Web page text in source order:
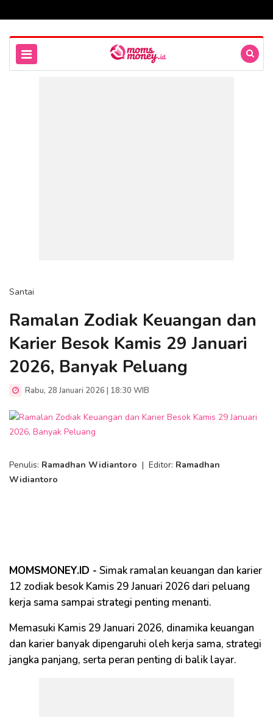
Santai
Ramalan Zodiak Keuangan dan
Karier Besok Kamis 29 Januari
2026, Banyak Peluang
Rabu, 28 Januari 2026 | 18:30 WIB
Penulis: Ramadhan Widiantoro | Editor: Ramadhan
Widiantoro
MOMSMONEY.ID - Simak ramalan keuangan dan karier
12 zodiak besok Kamis 29 Januari 2026 dari peluang
kerja sama sampai strategi penting menanti.
Memasuki Kamis 29 Januari 2026, dinamika keuangan
dan karier banyak dipengaruhi oleh kerja sama, strategi
jangka panjang, serta peran penting di balik layar.